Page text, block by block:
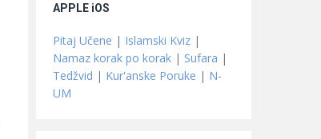
APPLE iOS
Pitaj Učene | Islamski Kviz |
Namaz korak po korak | Sufara |
Tedžvid | Kur'anske Poruke | N-
UM